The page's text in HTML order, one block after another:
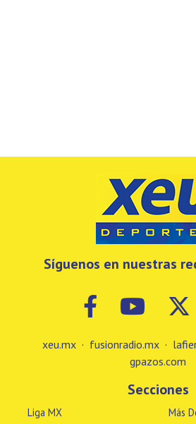
Síguenos en nuestras
xeu.mx · fusionradio.mx ·
gpazos.com
Secciones
Liga MX
Más